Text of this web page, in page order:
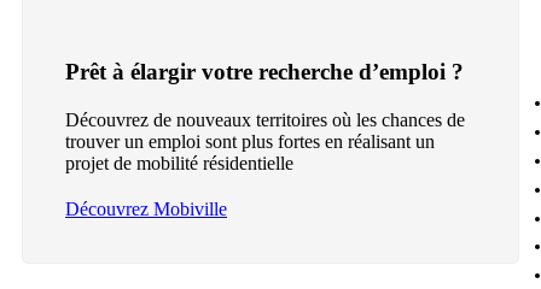
Prêt à élargir votre recherche d’emploi ?
Découvrez de nouveaux territoires où les chances de
trouver un emploi sont plus fortes en réalisant un
projet de mobilité résidentielle
Découvrez Mobiville